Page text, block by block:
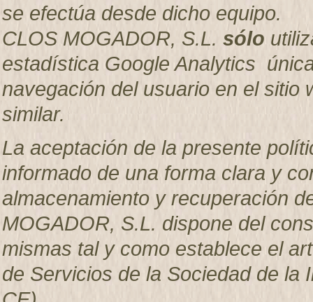
se efectúa desde dicho equipo.
CLOS MOGADOR, S.L. sólo
estadística Google Analytics
navegación del usuario en el sitio
similar.
La aceptación de la presente
informado de una forma clara y
almacenamiento y recuperación
MOGADOR, S.L. dispone del
mismas tal y como establece el
de Servicios de la Sociedad de la